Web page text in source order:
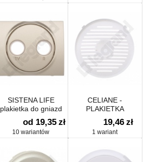
SISTENA LIFE
plakietka do gniazd
TV-RD
od 19,35 zł
10 wariantów
CELIANE -
PLAKIETKA
GŁOŚNIKA
PODTYNKOWEGO
19,46 zł
1 wariant